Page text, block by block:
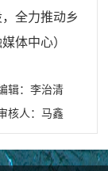
全力推动乡
体中心）
辑：李治清
核人：马鑫